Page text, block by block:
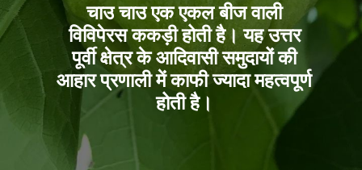
चाउ चाउ एक एकल बीज वाली
विविपेरस ककड़ी होती है। यह उत्तर
पूर्वी क्षेत्र के आदिवासी समुदायों की
आहार प्रणाली में काफी ज्यादा महत्वपूर्ण
होती है।